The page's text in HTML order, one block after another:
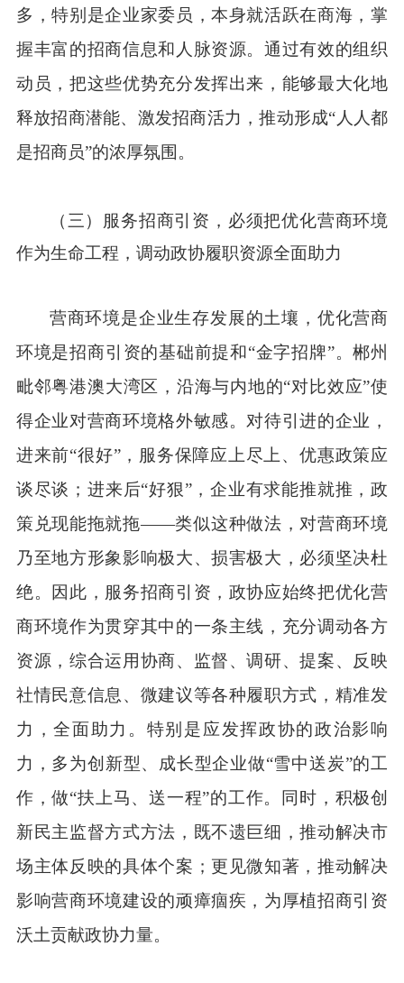
多，特别是企业家委员，本身就活跃在商海，掌
握丰富的招商信息和人脉资源。通过有效的组织
动员，把这些优势充分发挥出来，能够最大化地
释放招商潜能、激发招商活力，推动形成“人人都
是招商员”的浓厚氛围。
（三） 服务招商引资，必须把优化营商环境
作为生命工程，调动政协履职资源全面助力
营商环境是企业生存发展的土壤，优化营商
环境是招商引资的基础前提和“金字招牌”。郴州
毗邻粤港澳大湾区，沿海与内地的“对比效应”使
得企业对营商环境格外敏感。对待引进的企业，
进来前“很好”，服务保障应上尽上、优惠政策应
谈尽谈；进来后“好狠”，企业有求能推就推，政
策兑现能拖就拖——类似这种做法，对营商环境
乃至地方形象影响极大、损害极大，必须坚决杜
绝。因此，服务招商引资，政协应始终把优化营
商环境作为贯穿其中的一条主线，充分调动各方
资源，综合运用协商、监督、调研、提案、反映
社情民意信息、微建议等各种履职方式，精准发
力，全面助力。特别是应发挥政协的政治影响
力，多为创新型、成长型企业做“雪中送炭”的工
作，做“扶上马、送一程”的工作。同时，积极创
新民主监督方式方法，既不遗巨细，推动解决市
场主体反映的具体个案；更见微知著，推动解决
影响营商环境建设的顽瘴痼疾，为厚植招商引资
沃土贡献政协力量。